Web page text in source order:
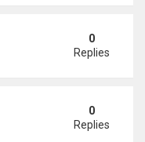
năm ở ẩn
0
Replies
để xóa ràng buộc
0
Replies